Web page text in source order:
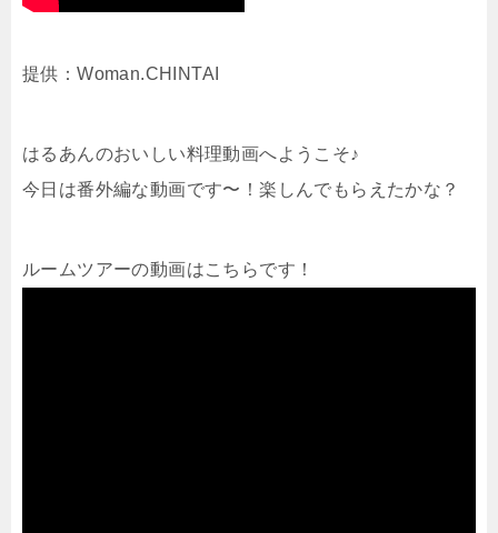
提供：Woman.CHINTAI
はるあんのおいしい料理動画へようこそ♪
今日は番外編な動画です〜！楽しんでもらえたかな？
ルームツアーの動画はこちらです！